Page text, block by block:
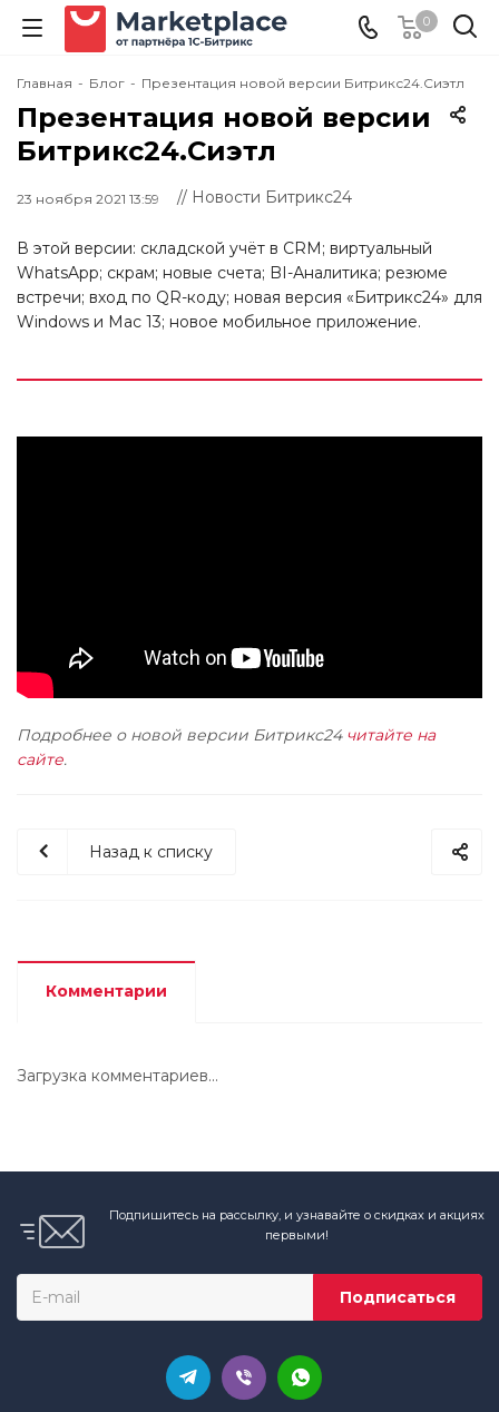
0
Главная - Блог - Презентация новой версии Битрикс24.Сиэтл
Презентация новой версии
Битрикс24.Сиэтл
23 ноября 2021 13:59 // Новости Битрикс24
В этой версии: складской учёт в CRM; виртуальный
WhatsApp; скрам; новые счета; BI-Аналитика; резюме
встречи; вход по QR-коду; новая версия «Битрикс24» для
Windows и Mac 13; новое мобильное приложение.
Подробнее о новой версии Битрикс24 читайте на
сайте.
Назад к списку
Комментарии
Загрузка комментариев...
Подпишитесь на рассылку, и узнавайте о скидках и акциях
первыми!